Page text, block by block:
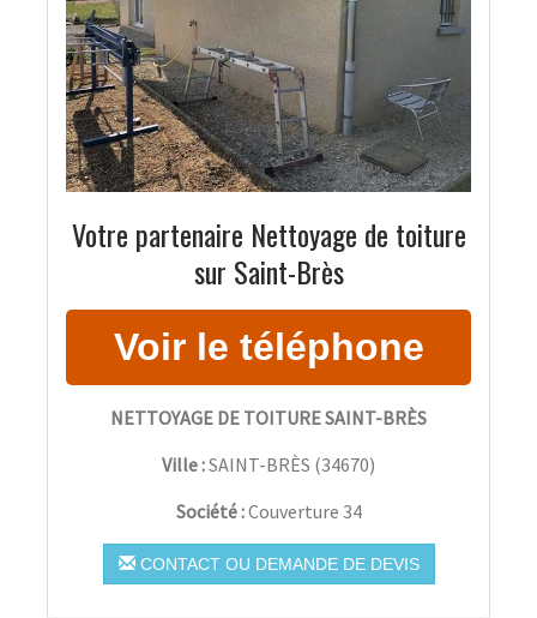
Votre partenaire Nettoyage de toiture
sur Saint-Brès
NETTOYAGE DE TOITURE SAINT-BRÈS
Ville :SAINT-BRÈS (34670)
Société :Couverture 34
CONTACT OU DEMANDE DE DEVIS